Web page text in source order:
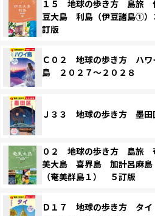
１５ 地球の歩き方 島旅
豆大島 利島（伊豆諸島①）
訂版
Ｃ０２ 地球の歩き方 ハワ
島 ２０２７～２０２８
Ｊ３３ 地球の歩き方 墨田
０２ 地球の歩き方 島旅
美大島 喜界島 加計呂麻島
（奄美群島１） ５訂版
Ｄ１７ 地球の歩き方 タイ